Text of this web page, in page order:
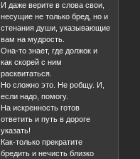
И даже верите в слова свои,
несущие не только бред, но и
стенания души, указывающие
вам на мудрость.
Она-то знает, где должок и
как скорей с ним
расквитаться.
Но сложно это. Не робщу. И,
если надо, помогу.
На искренность готов
ответить и путь в дороге
указать!
Как-только прекратите
бредить и нечисть близко